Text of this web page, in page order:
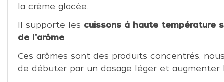
la crème glacée.
Il supporte les cuissons à haute température
de l'arôme.
Ces arômes sont des produits concentrés,
de débuter par un dosage léger et augmenter